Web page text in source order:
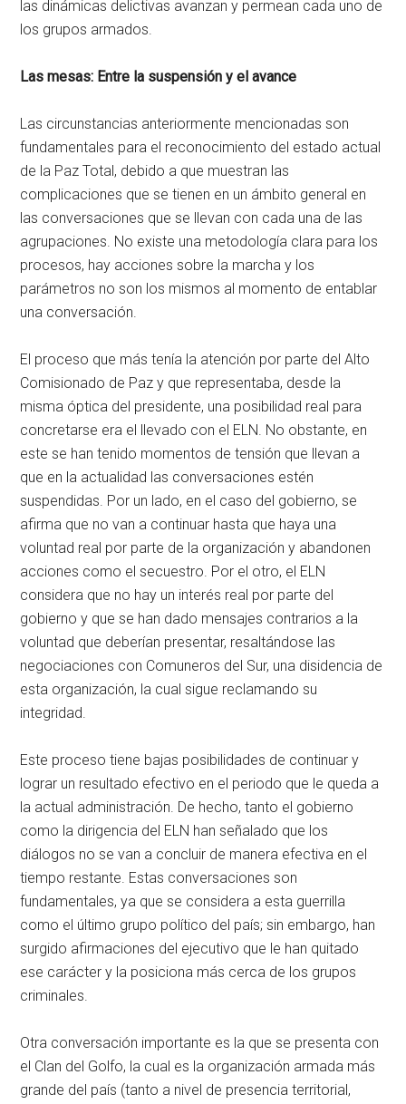
las dinámicas delictivas avanzan y permean cada uno de
los grupos armados.
Las mesas: Entre la suspensión y el avance
Las circunstancias anteriormente mencionadas son
fundamentales para el reconocimiento del estado actual
de la Paz Total, debido a que muestran las
complicaciones que se tienen en un ámbito general en
las conversaciones que se llevan con cada una de las
agrupaciones. No existe una metodología clara para los
procesos, hay acciones sobre la marcha y los
parámetros no son los mismos al momento de entablar
una conversación.
El proceso que más tenía la atención por parte del Alto
Comisionado de Paz y que representaba, desde la
misma óptica del presidente, una posibilidad real para
concretarse era el llevado con el ELN. No obstante, en
este se han tenido momentos de tensión que llevan a
que en la actualidad las conversaciones estén
suspendidas. Por un lado, en el caso del gobierno, se
afirma que no van a continuar hasta que haya una
voluntad real por parte de la organización y abandonen
acciones como el secuestro. Por el otro, el ELN
considera que no hay un interés real por parte del
gobierno y que se han dado mensajes contrarios a la
voluntad que deberían presentar, resaltándose las
negociaciones con Comuneros del Sur, una disidencia de
esta organización, la cual sigue reclamando su
integridad.
Este proceso tiene bajas posibilidades de continuar y
lograr un resultado efectivo en el periodo que le queda a
la actual administración. De hecho, tanto el gobierno
como la dirigencia del ELN han señalado que los
diálogos no se van a concluir de manera efectiva en el
tiempo restante. Estas conversaciones son
fundamentales, ya que se considera a esta guerrilla
como el último grupo político del país; sin embargo, han
surgido afirmaciones del ejecutivo que le han quitado
ese carácter y la posiciona más cerca de los grupos
criminales.
Otra conversación importante es la que se presenta con
el Clan del Golfo, la cual es la organización armada más
grande del país (tanto a nivel de presencia territorial,